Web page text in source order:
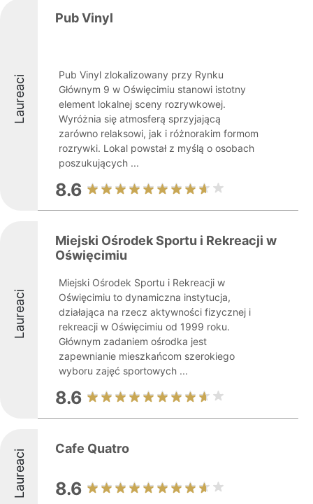
Laureaci
Pub Vinyl
Pub Vinyl zlokalizowany przy Rynku
Głównym 9 w Oświęcimiu stanowi istotny
element lokalnej sceny rozrywkowej.
Wyróżnia się atmosferą sprzyjającą
zarówno relaksowi, jak i różnorakim formom
rozrywki. Lokal powstał z myślą o osobach
poszukujących ...
8.6
Laureaci
Miejski Ośrodek Sportu i Rekreacji w
Oświęcimiu
Miejski Ośrodek Sportu i Rekreacji w
Oświęcimiu to dynamiczna instytucja,
działająca na rzecz aktywności fizycznej i
rekreacji w Oświęcimiu od 1999 roku.
Głównym zadaniem ośrodka jest
zapewnianie mieszkańcom szerokiego
wyboru zajęć sportowych ...
8.6
Laureaci Cafe Quatro
8.6